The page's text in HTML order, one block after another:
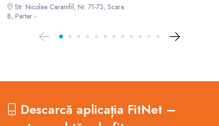
Str. Nicolae Caramfil, Nr. 71-73, Scara
B, Parter -
Descarcă aplicația FitNet –